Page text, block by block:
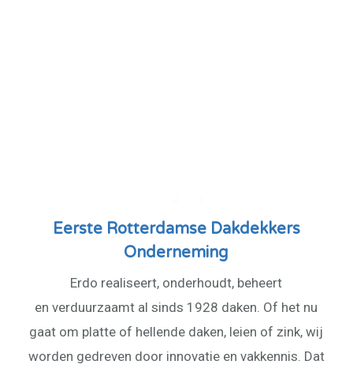
Eerste Rotterdamse Dakdekkers
Onderneming
Erdo realiseert, onderhoudt, beheert
en verduurzaamt al sinds 1928 daken. Of het nu
gaat om platte of hellende daken, leien of zink, wij
worden gedreven door innovatie en vakkennis. Dat